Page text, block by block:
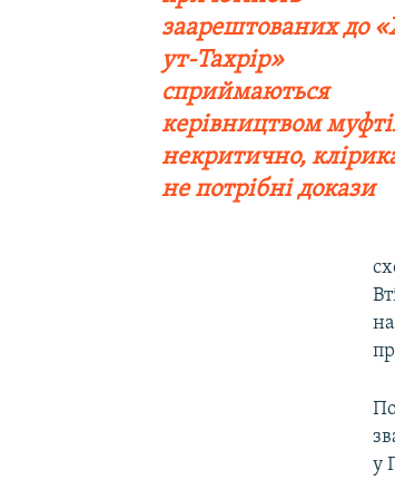
заарештованих до
ут-Тахрір»
сприймаються
керівництвом
некритично,
не потрібні докази
у